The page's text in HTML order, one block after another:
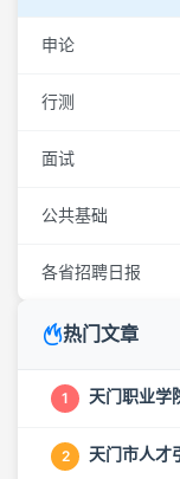
申论
行测
面试
公共基础
各省招聘日报
热门文章
1 天门职业学
2 天门市人才